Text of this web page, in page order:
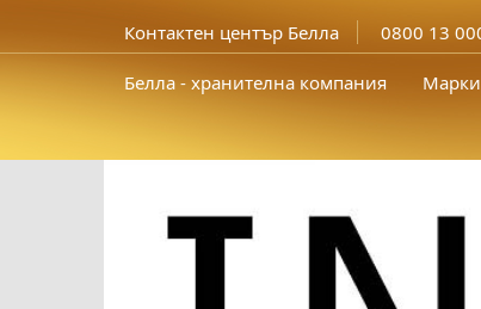
Контактен център Белла 0800 13
Белла - хранителна компания